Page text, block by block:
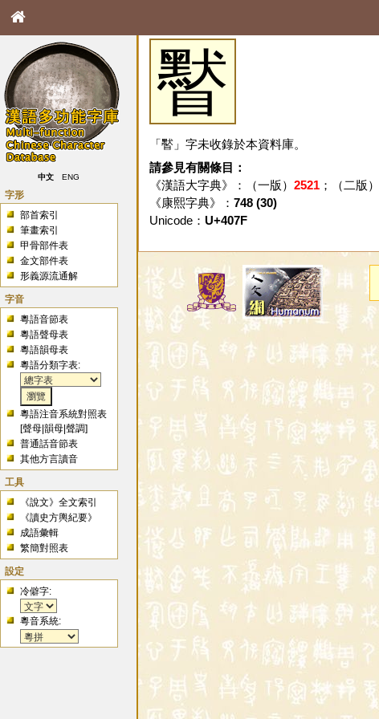
中文 ENG
字形
部首索引
筆畫索引
甲骨部件表
金文部件表
形義源流通解
字音
粵語音節表
粵語聲母表
粵語韻母表
粵語分類字表:
粵語注音系統對照表
[聲母 |韻母 |聲調]
普通話音節表
其他方言讀音
工具
《說文》全文索引
《讀史方輿紀要》
成語彙輯
繁簡對照表
設定
冷僻字:
粵音系統:
䁿
「䁿」字未收錄於本資料庫。
請參見有關條目：
《漢語大字典》：（一版） 2521；（二版）
《康熙字典》： 748 (30)
Unicode： U+407F